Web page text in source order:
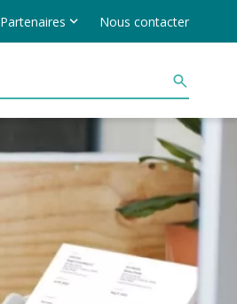
Partenaires Nous contacter